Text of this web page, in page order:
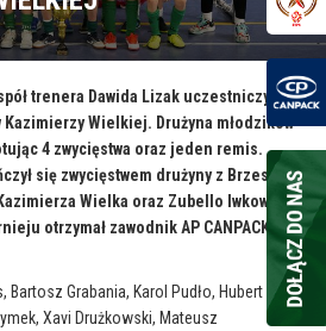
trenera Dawida Lizak uczestniczył w
Wielkiej. Drużyna młodzików
4 zwycięstwa oraz jeden remis.
się zwycięstwem drużyny z Brzeska,
Wielka oraz Zubello Iwkowa.
otrzymał zawodnik AP CANPACK
Bartosz Grabania, Karol Pudło, Hubert
Xavi Drużkowski, Mateusz